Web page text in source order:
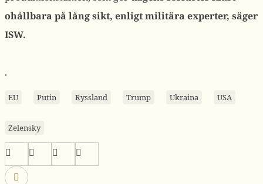
ohållbara på lång sikt, enligt militära experter, säger
ISW.
.
EU Putin Ryssland Trump Ukraina USA
Zelensky